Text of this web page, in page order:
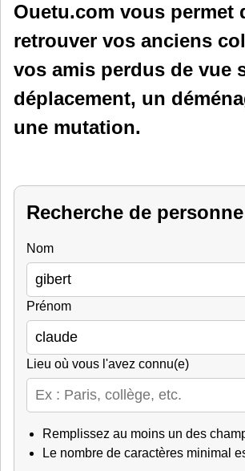
Ouetu.com vous permet
retrouver vos anciens
vos amis perdus de vue
déplacement, un
une mutation.
Recherche de personne
Nom
Prénom
Lieu où vous l'avez connu(e)
Remplissez au moins un des
Le nombre de caractères minimal